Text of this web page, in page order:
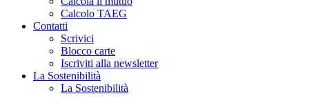
Calcolo TAEG
Contatti
Scrivici
Blocco carte
Iscriviti alla newsletter
La Sostenibilità
La Sostenibilità